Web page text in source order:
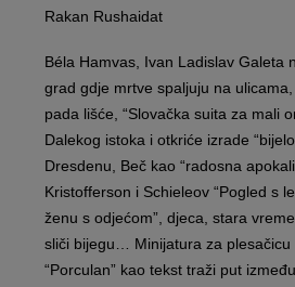
Rakan Rushaidat
Béla Hamvas, Ivan Ladislav Galeta
grad gdje mrtve spaljuju na
pada lišće, “Slovačka suita za mali
Dalekog istoka i otkriće izrade
Dresdenu, Beč kao “radosna
Kristofferson i Schieleov “Pogled s
ženu s odjećom”, djeca, stara
sliči bijegu… Minijatura za plesačicu
“Porculan” kao tekst traži put